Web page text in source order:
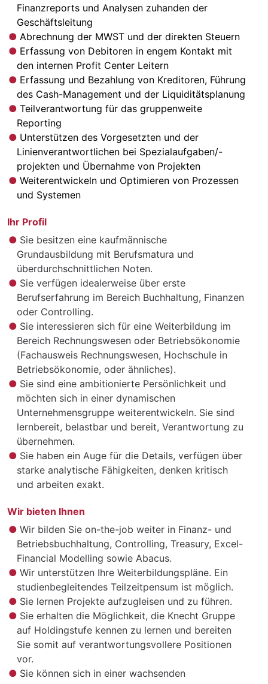
Finanzreports und Analysen zuhanden der
Geschäftsleitung
Abrechnung der MWST und der direkten Steuern
Erfassung von Debitoren in engem Kontakt mit
den internen Profit Center Leitern
Erfassung und Bezahlung von Kreditoren, Führung
des Cash-Management und der Liquiditätsplanung
Teilverantwortung für das gruppenweite
Reporting
Unterstützen des Vorgesetzten und der
Linienverantwortlichen bei Spezialaufgaben/-
projekten und Übernahme von Projekten
Weiterentwickeln und Optimieren von Prozessen
und Systemen
Ihr Profil
Sie besitzen eine kaufmännische
Grundausbildung mit Berufsmatura und
überdurchschnittlichen Noten.
Sie verfügen idealerweise über erste
Berufserfahrung im Bereich Buchhaltung, Finanzen
oder Controlling.
Sie interessieren sich für eine Weiterbildung im
Bereich Rechnungswesen oder Betriebsökonomie
(Fachausweis Rechnungswesen, Hochschule in
Betriebsökonomie, oder ähnliches).
Sie sind eine ambitionierte Persönlichkeit und
möchten sich in einer dynamischen
Unternehmensgruppe weiterentwickeln. Sie sind
lernbereit, belastbar und bereit, Verantwortung zu
übernehmen.
Sie haben ein Auge für die Details, verfügen über
starke analytische Fähigkeiten, denken kritisch
und arbeiten exakt.
Wir bieten Ihnen
Wir bilden Sie on-the-job weiter in Finanz- und
Betriebsbuchhaltung, Controlling, Treasury, Excel-
Financial Modelling sowie Abacus.
Wir unterstützen Ihre Weiterbildungspläne. Ein
studienbegleitendes Teilzeitpensum ist möglich.
Sie lernen Projekte aufzugleisen und zu führen.
Sie erhalten die Möglichkeit, die Knecht Gruppe
auf Holdingstufe kennen zu lernen und bereiten
Sie somit auf verantwortungsvollere Positionen
vor.
Sie können sich in einer wachsenden